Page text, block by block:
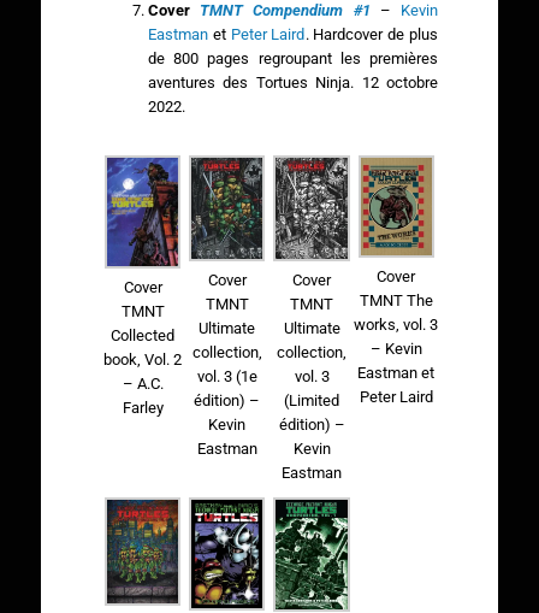
Cover TMNT Compendium #1 – Kevin
Eastmanet Peter Laird . Hardcover de plus
de 800 pages regroupant les premières
aventures des Tortues Ninja. 12 octobre
2022.
Cover
TMNT
Collected
book, Vol. 2
– A.C.
Farley
Cover
TMNT
Ultimate
collection,
vol. 3 (1e
édition) –
Kevin
Eastman
Cover
TMNT
Ultimate
collection,
vol. 3
(Limited
édition) –
Kevin
Eastman
Cover
TMNT The
works, vol. 3
– Kevin
Eastman et
Peter Laird